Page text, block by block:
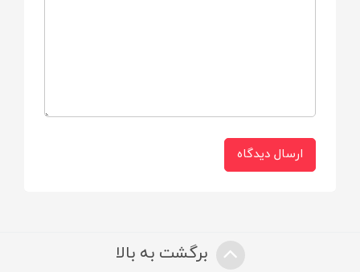
ارسال دیدگاه
برگشت به بالا